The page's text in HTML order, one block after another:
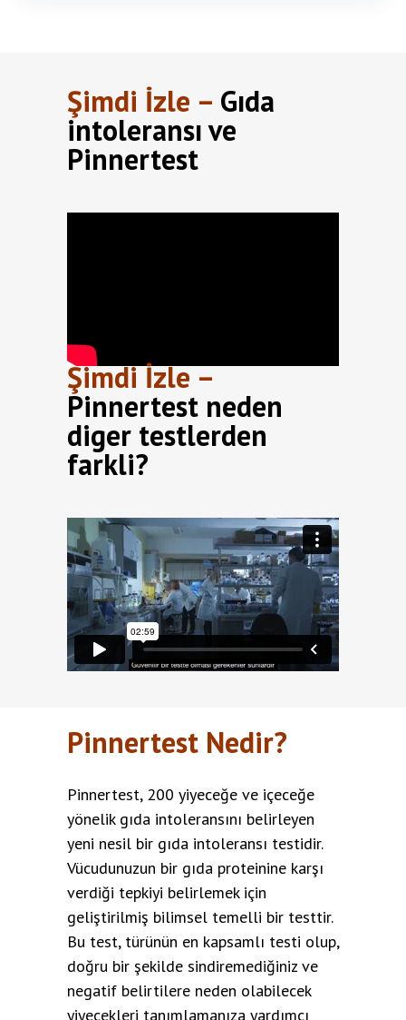
Şimdi İzle – Gıda
intoleransı ve
Pinnertest
Şimdi İzle –
Pinnertest neden
diger testlerden
farkli?
Pinnertest Nedir?
Pinnertest, 200 yiyeceğe ve içeceğe
yönelik gıda intoleransını belirleyen
yeni nesil bir gıda intoleransı testidir.
Vücudunuzun bir gıda proteinine karşı
verdiği tepkiyi belirlemek için
geliştirilmiş bilimsel temelli bir testtir.
Bu test, türünün en kapsamlı testi olup,
doğru bir şekilde sindiremediğiniz ve
negatif belirtilere neden olabilecek
yiyecekleri tanımlamanıza yardımcı